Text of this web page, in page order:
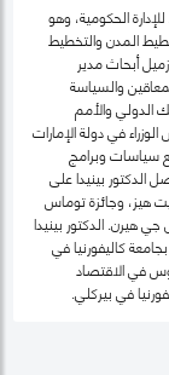
الحكومية، وهو
المدن والتخطيط
أبحاث مدير
والسياسة
الدولي والأمم
في دولة الإمارات
سياسات وبرامج
بينيدا على
هيز، وجائزة توماس
هيرن. الدكتور بينيدا
كاليفورنيا في
في الاقتصاد
في بيركلي.